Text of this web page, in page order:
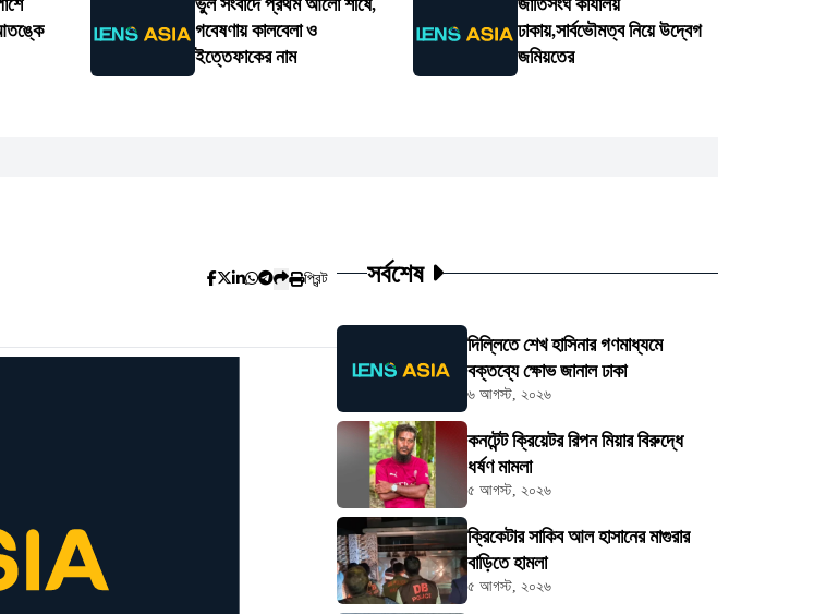
ভুল সংবাদে প্রথম আলো শীর্ষে,
গবেষণায় কালবেলা ও
ইত্তেফাকের নাম
জাতিসংঘ কার্যালয়
ঢাকায়,সার্বভৌমত্ব নিয়ে উদ্বেগ
জমিয়তের
প্রিন্ট সর্বশেষ
দিল্লিতে শেখ হাসিনার গণমাধ্যমে
বক্তব্যে ক্ষোভ জানাল ঢাকা
৬ আগস্ট, ২০২৬
কনটেন্ট ক্রিয়েটর রিপন মিয়ার বিরুদ্ধে
ধর্ষণ মামলা
৫ আগস্ট, ২০২৬
ক্রিকেটার সাকিব আল হাসানের মাগুরার
বাড়িতে হামলা
৫ আগস্ট, ২০২৬